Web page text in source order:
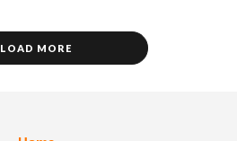
LOAD MORE